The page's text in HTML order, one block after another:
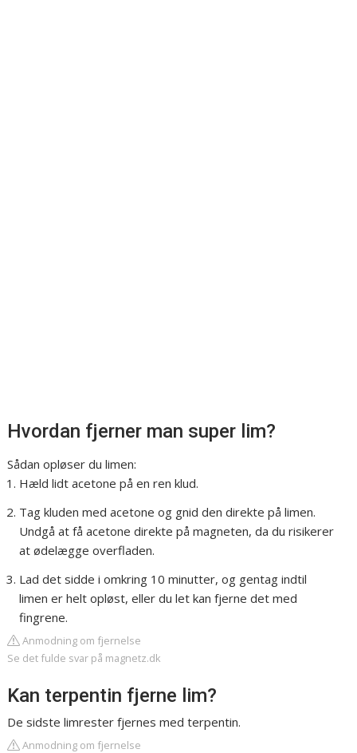
Hvordan fjerner man super lim?
Sådan opløser du limen:
Hæld lidt acetone på en ren klud.
Tag kluden med acetone og gnid den direkte på limen.
Undgå at få acetone direkte på magneten, da du risikerer
at ødelægge overfladen.
Lad det sidde i omkring 10 minutter, og gentag indtil
limen er helt opløst, eller du let kan fjerne det med
fingrene.
Anmodning om fjernelse
Se det fulde svar på magnetz.dk
Kan terpentin fjerne lim?
De sidste limrester fjernes med terpentin.
Anmodning om fjernelse